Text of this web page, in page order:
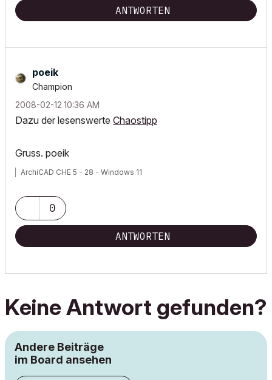
ANTWORTEN
poeik
Champion
‎2008-02-12 10:36 AM
Dazu der lesenswerte Chaostipp
Gruss. poeik
ArchiCAD CHE 5 - 28 - Windows 11
0
ANTWORTEN
Keine Antwort gefunden?
Andere Beiträge
im Board ansehen